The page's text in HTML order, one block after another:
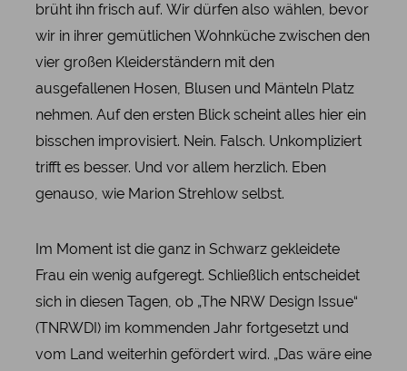
brüht ihn frisch auf. Wir dürfen also wählen, bevor
wir in ihrer gemütlichen Wohnküche zwischen den
vier großen Kleiderständern mit den
ausgefallenen Hosen, Blusen und Mänteln Platz
nehmen. Auf den ersten Blick scheint alles hier ein
bisschen improvisiert. Nein. Falsch. Unkompliziert
trifft es besser. Und vor allem herzlich. Eben
genauso, wie Marion Strehlow selbst.
Im Moment ist die ganz in Schwarz gekleidete
Frau ein wenig aufgeregt. Schließlich entscheidet
sich in diesen Tagen, ob „The NRW Design Issue“
(TNRWDI) im kommenden Jahr fortgesetzt und
vom Land weiterhin gefördert wird. „Das wäre eine